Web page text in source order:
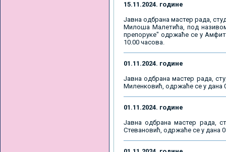
15.11.2024. године
Јавна одбрана мастер рада,
Милоша Малетића, под
препоруке" одржаће се у
10.00 часова.
01.11.2024. године
Јавна одбрана мастер рада,
Миленковић, одржаће се у дана
01.11.2024. године
Јавна одбрана мастер рада,
Стевановић, одржаће се у дана